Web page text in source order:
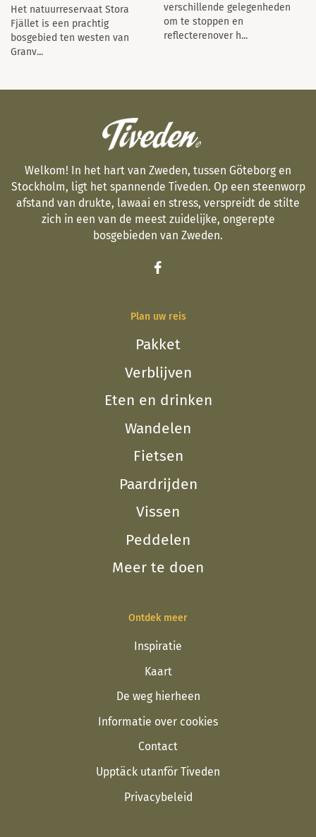
Het natuurreservaat Stora
Fjället is een prachtig
bosgebied ten westen van
Granv...
verschillende gelegenheden
om te stoppen en
reflecterenover h...
Welkom! In het hart van Zweden, tussen Göteborg en
Stockholm, ligt het spannende Tiveden. Op een steenworp
afstand van drukte, lawaai en stress, verspreidt de stilte
zich in een van de meest zuidelijke, ongerepte
bosgebieden van Zweden.
Plan uw reis
Pakket
Verblijven
Eten en drinken
Wandelen
Fietsen
Paardrijden
Vissen
Peddelen
Meer te doen
Ontdek meer
Inspiratie
Kaart
De weg hierheen
Informatie over cookies
Contact
Upptäck utanför Tiveden
Privacybeleid